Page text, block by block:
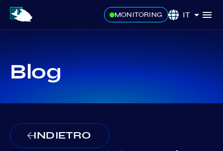
MONITORING IT
Blog
INDIETRO